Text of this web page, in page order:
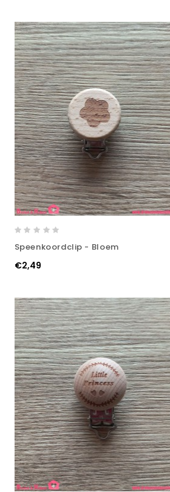
Speenkoordclip - Bloem
€2,49